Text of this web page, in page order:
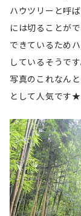
ハウツリーと呼
には切ることが
できているため
しているそうです
写真のこれなん
として人気です★